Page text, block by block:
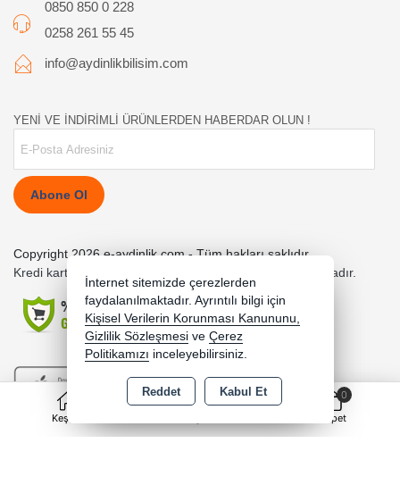
Keşfet
0
Sepet
0850 850 0 228
0258 261 55 45
info@aydinlikbilisim.com
YENİ VE İNDİRİMLİ ÜRÜNLERDEN HABERDAR OLUN !
Abone Ol
Copyright 2026 e-aydinlik.com - Tüm hakları saklıdır.
Kredi kartı bilgileriniz 256bit SSL sertifikası ile korunmaktadır.
Bu site AKINSOFT E-Ticaret ile hazırlanmıştır.
İnternet sitemizde çerezlerden
faydalanılmaktadır. Ayrıntılı bilgi için
Kişisel Verilerin Korunması Kanununu,
Gizlilik Sözleşmesi ve Çerez
Politikamızı inceleyebilirsiniz.
Reddet Kabul Et